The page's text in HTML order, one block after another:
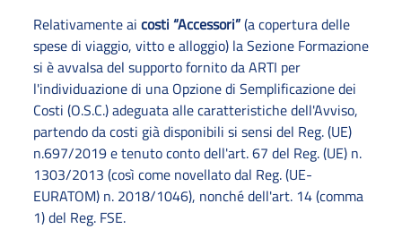
Relativamente ai costi “Accessori”(a copertura delle
spese di viaggio, vitto e alloggio) la Sezione Formazione
si è avvalsa del supporto fornito da ARTI per
l'individuazione di una Opzione di Semplificazione dei
Costi (O.S.C.) adeguata alle caratteristiche dell'Avviso,
partendo da costi già disponibili si sensi del Reg. (UE)
n.697/2019 e tenuto conto dell'art. 67 del Reg. (UE) n.
1303/2013 (così come novellato dal Reg. (UE-
EURATOM) n. 2018/1046), nonché dell'art. 14 (comma
1) del Reg. FSE.